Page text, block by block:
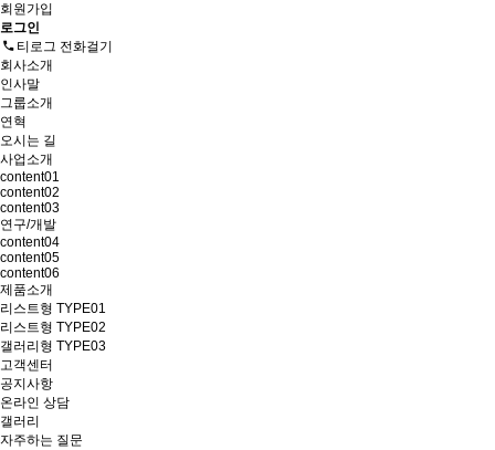
회원가입
로그인
티로그 전화걸기
회사소개
인사말
그룹소개
연혁
오시는 길
사업소개
content01
content02
content03
연구/개발
content04
content05
content06
제품소개
리스트형 TYPE01
리스트형 TYPE02
갤러리형 TYPE03
고객센터
공지사항
온라인 상담
갤러리
자주하는 질문